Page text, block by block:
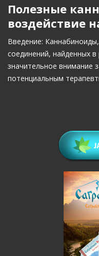
Полезные
воздействие
Введение:
соединений, найденных
значительное внимание
потенциальным